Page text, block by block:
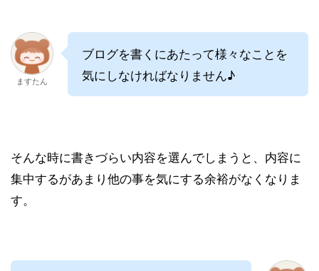
ますたん
ブログを書くにあたって様々なことを
気にしなければなりません♪
そんな時に書きづらい内容を選んでしまうと、内容に
集中するがあまり他の事を気にする余裕がなくなりま
す。